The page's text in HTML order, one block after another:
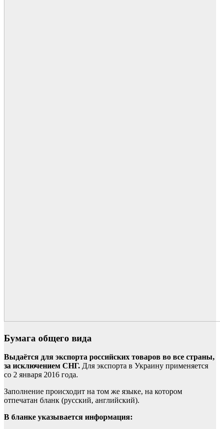
Бумага общего вида
Выдаётся для экспорта российских товаров во все страны,
за исключением СНГ. Для экспорта в Украину применяется
со 2 января 2016 года.
Заполнение происходит на том же языке, на котором
отпечатан бланк (русский, английский).
В бланке указывается информация: